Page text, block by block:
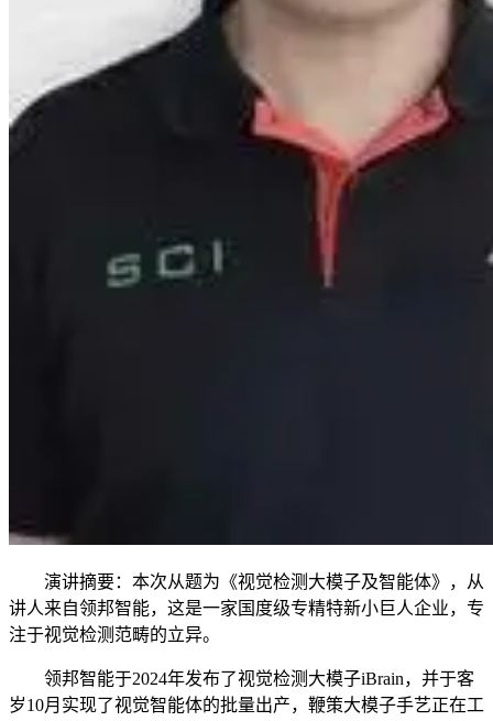
演讲摘要：本次从题为《视觉检测大模子及智能体》，从
讲人来自领邦智能，这是一家国度级专精特新小巨人企业，专
注于视觉检测范畴的立异。
领邦智能于2024年发布了视觉检测大模子iBrain，并于客
岁10月实现了视觉智能体的批量出产，鞭策大模子手艺正在工